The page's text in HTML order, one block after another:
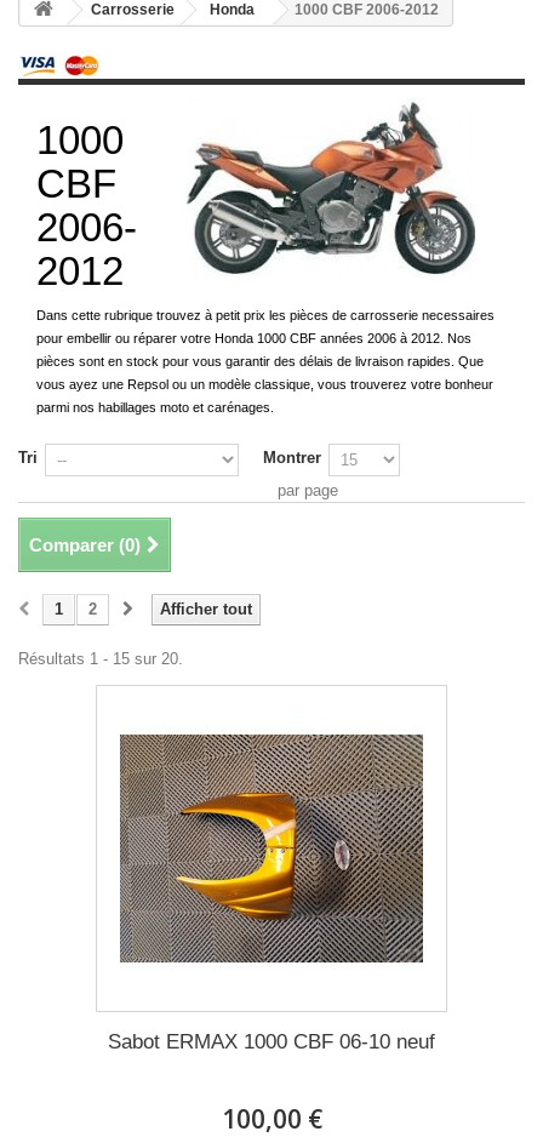
Carrosserie Honda 1000 CBF 2006-2012
1000
CBF
2006-
2012
Dans cette rubrique trouvez à petit prix les pièces de carrosserie necessaires
pour embellir ou réparer votre Honda 1000 CBF années 2006 à 2012. Nos
pièces sont en stock pour vous garantir des délais de livraison rapides. Que
vous ayez une Repsol ou un modèle classique, vous trouverez votre bonheur
parmi nos habillages moto et carénages.
Tri
Montrer
par page
Comparer (0)
Afficher tout
1 2
Résultats 1 - 15 sur 20.
Sabot ERMAX 1000 CBF 06-10 neuf
100,00 €